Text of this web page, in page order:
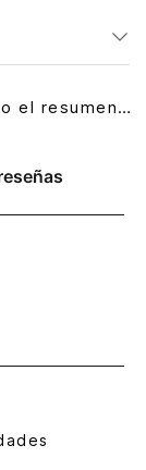
el resumen…